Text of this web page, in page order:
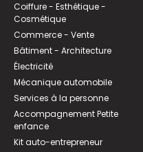
Coiffure - Esthétique -
Cosmétique
Commerce - Vente
Bâtiment - Architecture
Électricité
Mécanique automobile
Services à la personne
Accompagnement Petite
enfance
Kit auto-entrepreneur